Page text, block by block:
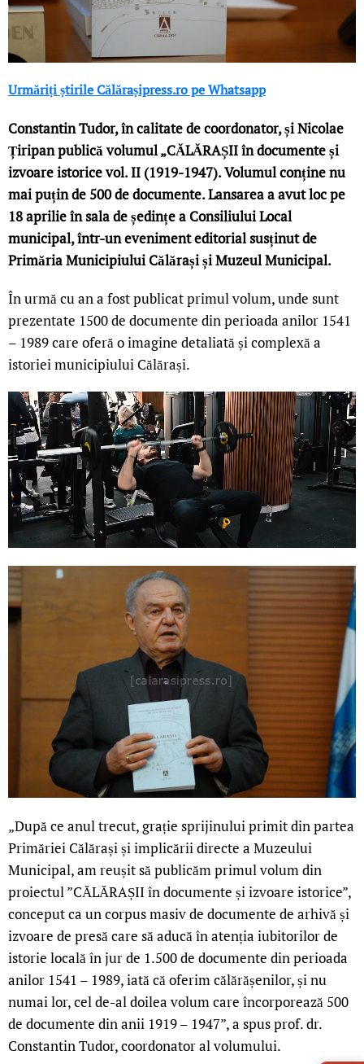
Urmăriți știrile Călărașipress.ro pe Whatsapp
Constantin Tudor, în calitate de coordonator, și Nicolae
Țiripan publică volumul „CĂLĂRAȘII în documente și
izvoare istorice vol. II (1919-1947). Volumul conține nu
mai puțin de 500 de documente. Lansarea a avut loc pe
18 aprilie în sala de ședințe a Consiliului Local
municipal, într-un eveniment editorial susținut de
Primăria Municipiului Călărași și Muzeul Municipal.
În urmă cu an a fost publicat primul volum, unde sunt
prezentate 1500 de documente din perioada anilor 1541
– 1989 care oferă o imagine detaliată și complexă a
istoriei municipiului Călărași.
„După ce anul trecut, grație sprijinului primit din partea
Primăriei Călărași și implicării directe a Muzeului
Municipal, am reușit să publicăm primul volum din
proiectul ”CĂLĂRAȘII în documente și izvoare istorice”,
conceput ca un corpus masiv de documente de arhivă și
izvoare de presă care să aducă în atenția iubitorilor de
istorie locală în jur de 1.500 de documente din perioada
anilor 1541 – 1989, iată că oferim călărășenilor, și nu
numai lor, cel de-al doilea volum care încorporează 500
de documente din anii 1919 – 1947”, a spus prof. dr.
Constantin Tudor, coordonator al volumului.